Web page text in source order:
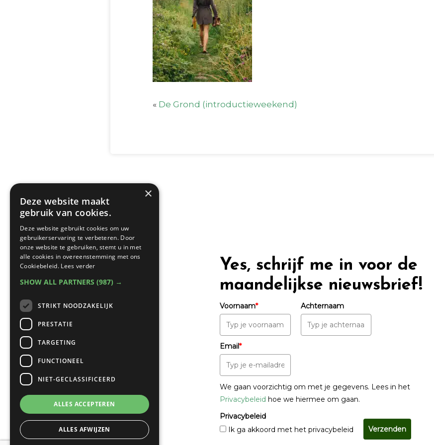
« De Grond (introductieweekend)
Yes, schrijf me in voor de
maandelijkse nieuwsbrief!
Voornaam* Achternaam
Email*
We gaan voorzichtig om met je gegevens. Lees in het
Privacybeleid hoe we hiermee om gaan.
Privacybeleid
Ik ga akkoord met het privacybeleid
Verzenden
×
Deze website maakt
gebruik van cookies.
Deze website gebruikt cookies om uw
gebruikerservaring te verbeteren. Door
onze website te gebruiken, stemt u in met
alle cookies in overeenstemming met ons
Cookiebeleid. Lees verder
SHOW ALL PARTNERS (987) →
STRIKT NOODZAKELIJK
PRESTATIE
TARGETING
FUNCTIONEEL
NIET-GECLASSIFICEERD
ALLES ACCEPTEREN
ALLES AFWIJZEN